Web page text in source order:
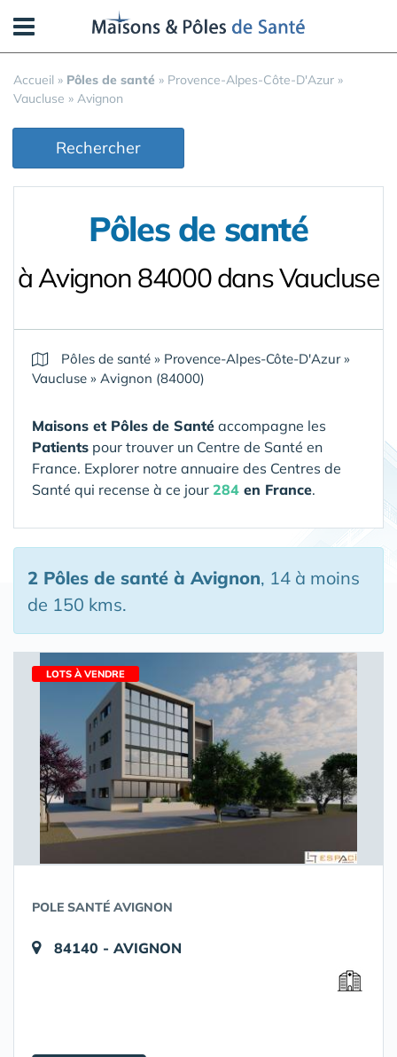
Accueil » Pôles de santé » Provence-Alpes-Côte-D'Azur »
Vaucluse » Avignon
Rechercher
Pôles de santé
à Avignon 84000 dans Vaucluse
Pôles de santé » Provence-Alpes-Côte-D'Azur»
Vaucluse » Avignon (84000)
Maisons et Pôles de Santé accompagne les
Patients pour trouver un Centre de Santé en
France. Explorer notre annuaire des Centres de
Santé qui recense à ce jour 284 en France.
2 Pôles de santé à Avignon, 14 à moins
de 150 kms.
LOTS À VENDRE
POLE SANTÉ AVIGNON
84140 - AVIGNON
Panneau de gestion des cookies